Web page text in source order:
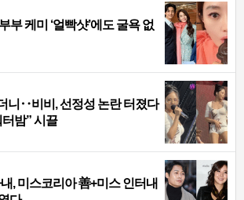
부 케미 ‘얼빡샷’에도 굴욕 없
니‥비비, 선정성 논란 터졌다
밤” 시끌
내, 미스코리아 善+미스 인터내